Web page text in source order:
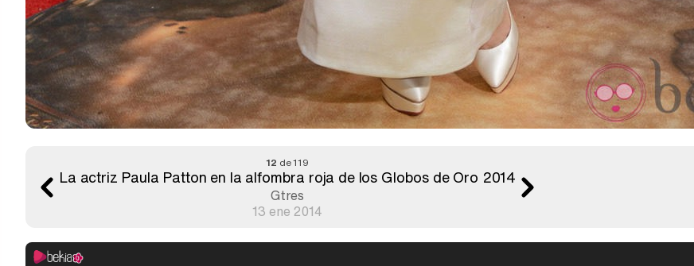
12 de 119
La actriz Paula Patton en la alfombra roja de los Globos de Oro 2014
Gtres
13 ene 2014